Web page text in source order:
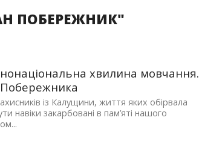
ПОБЕРЕЖНИК"
хвилина мовчання.
із Калущини, життя яких обірвала
навіки закарбовані в пам’яті нашого